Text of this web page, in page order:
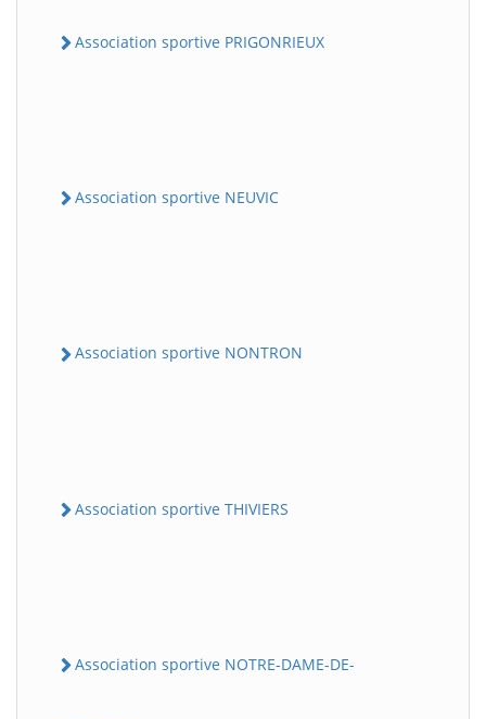
Association sportive PRIGONRIEUX
Association sportive NEUVIC
Association sportive NONTRON
Association sportive THIVIERS
Association sportive NOTRE-DAME-DE-